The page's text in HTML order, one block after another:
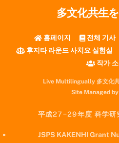
多文化共生
홈페이지 전체 기사
후지타 라운드 사치요 실험실
작가
Live Multilingually 多文化
Site Managed
平成27−29年度 科学
JSPS KAKENHI Grant